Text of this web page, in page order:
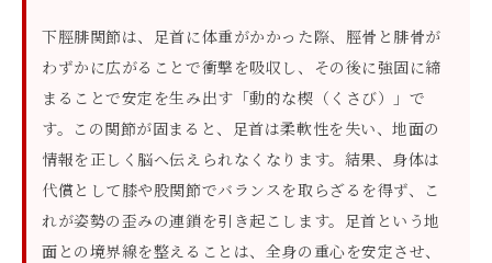
下脛腓関節は、足首に体重がかかった際、脛骨と腓骨が
わずかに広がることで衝撃を吸収し、その後に強固に締
まることで安定を生み出す「動的な楔（くさび）」で
す。この関節が固まると、足首は柔軟性を失い、地面の
情報を正しく脳へ伝えられなくなります。結果、身体は
代償として膝や股関節でバランスを取らざるを得ず、こ
れが姿勢の歪みの連鎖を引き起こします。足首という地
面との境界線を整えることは、全身の重心を安定させ、